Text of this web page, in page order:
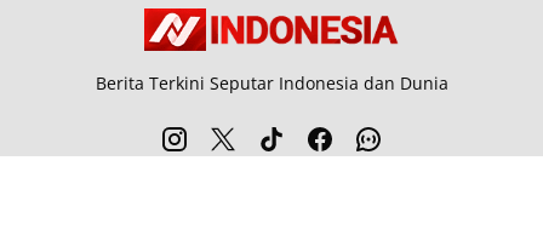
Berita Terkini Seputar Indonesia dan Dunia